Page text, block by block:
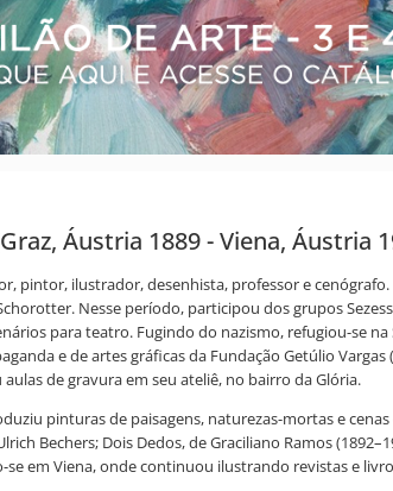
Áustria 1889 - Viena, Áustria
pintor, ilustrador, desenhista, professor e
Nesse período, participou dos grupos
para teatro. Fugindo do nazismo, refugiou-se
e de artes gráficas da Fundação Getúlio
aulas de gravura em seu ateliê, no bairro da Glória.
pinturas de paisagens, naturezas-mortas e
Bechers; Dois Dedos, de Graciliano Ramos
se em Viena, onde continuou ilustrando revistas e